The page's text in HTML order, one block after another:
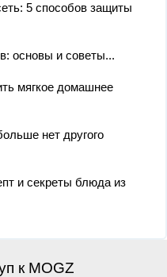
5 способов защиты
основы и советы...
мягкое домашнее
нет другого
и секреты блюда из
к MOGZ